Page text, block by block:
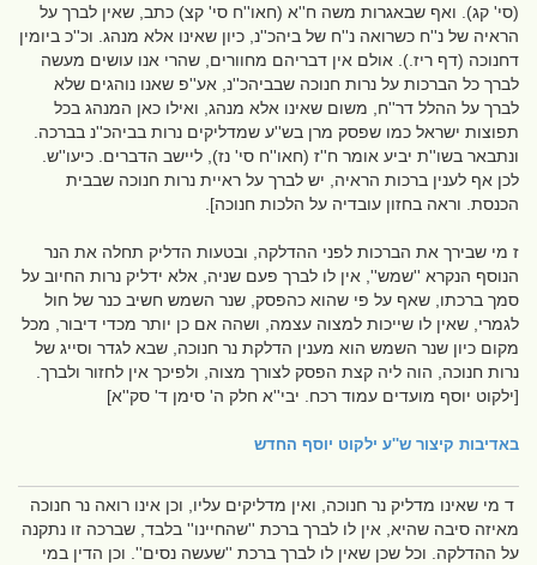
(סי' קג). ואף שבאגרות משה ח''א (חאו''ח סי' קצ) כתב, שאין לברך על
הראיה של נ''ח כשרואה נ''ח של ביהכ''נ, כיון שאינו אלא מנהג. וכ''כ ביומין
דחנוכה (דף ריז.). אולם אין דבריהם מחוורים, שהרי אנו עושים מעשה
לברך כל הברכות על נרות חנוכה שבביהכ''נ, אע''פ שאנו נוהגים שלא
לברך על ההלל דר''ח, משום שאינו אלא מנהג, ואילו כאן המנהג בכל
תפוצות ישראל כמו שפסק מרן בש''ע שמדליקים נרות בביהכ''נ בברכה.
ונתבאר בשו''ת יביע אומר ח''ז (חאו''ח סי' נז), ליישב הדברים. כיעו''ש.
לכן אף לענין ברכות הראיה, יש לברך על ראיית נרות חנוכה שבבית
הכנסת. וראה בחזון עובדיה על הלכות חנוכה].
ז מי שבירך את הברכות לפני ההדלקה, ובטעות הדליק תחלה את הנר
הנוסף הנקרא ''שמש'', אין לו לברך פעם שניה, אלא ידליק נרות החיוב על
סמך ברכתו, שאף על פי שהוא כהפסק, שנר השמש חשיב כנר של חול
לגמרי, שאין לו שייכות למצוה עצמה, ושהה אם כן יותר מכדי דיבור, מכל
מקום כיון שנר השמש הוא מענין הדלקת נר חנוכה, שבא לגדר וסייג של
נרות חנוכה, הוה ליה קצת הפסק לצורך מצוה, ולפיכך אין לחזור ולברך.
[ילקוט יוסף מועדים עמוד רכח. יבי''א חלק ה' סימן ד' סק''א]
באדיבות קיצור ש''ע ילקוט יוסף החדש
ד מי שאינו מדליק נר חנוכה, ואין מדליקים עליו, וכן אינו רואה נר חנוכה
מאיזה סיבה שהיא, אין לו לברך ברכת ''שהחיינו'' בלבד, שברכה זו נתקנה
על ההדלקה. וכל שכן שאין לו לברך ברכת ''שעשה נסים''. וכן הדין במי